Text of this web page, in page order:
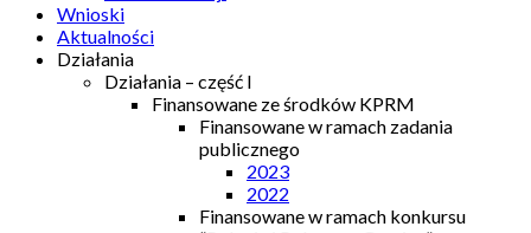
Wnioski
Aktualności
Działania
Działania – część I
Finansowane ze środków KPRM
Finansowane w ramach zadania
publicznego
2023
2022
Finansowane w ramach konkursu